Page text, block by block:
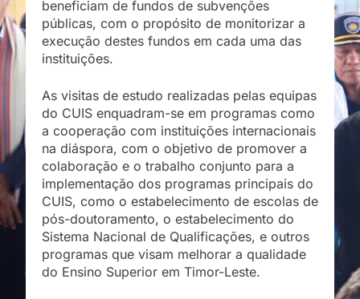
beneficiam de fundos de subvenções
públicas, com o propósito de monitorizar a
execução destes fundos em cada uma das
instituições.
As visitas de estudo realizadas pelas equipas
do CUIS enquadram-se em programas como
a cooperação com instituições internacionais
na diáspora, com o objetivo de promover a
colaboração e o trabalho conjunto para a
implementação dos programas principais do
CUIS, como o estabelecimento de escolas de
pós-doutoramento, o estabelecimento do
Sistema Nacional de Qualificações, e outros
programas que visam melhorar a qualidade
do Ensino Superior em Timor-Leste.